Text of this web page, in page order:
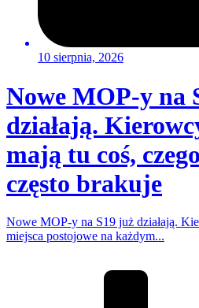
10 sierpnia, 2026
Nowe MOP-y na
działają.
mają tu coś,
często brakuje
Nowe MOP-y na S19 już działają.
miejsca postojowe na każdym...